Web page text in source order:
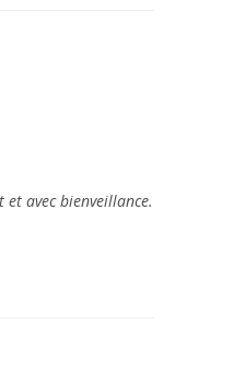
avec bienveillance.